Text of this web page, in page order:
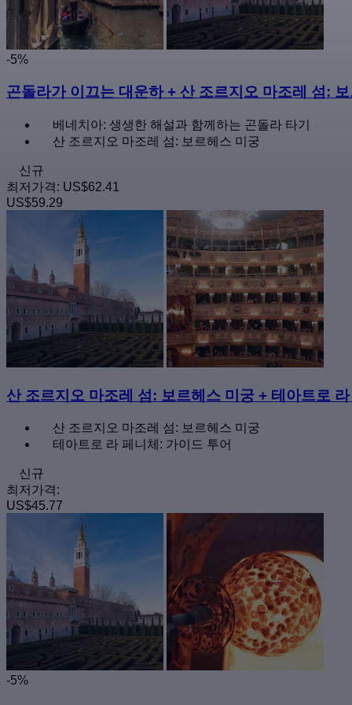
-5%
곤돌라가 이끄는 대운하 + 산 조르지오 마조레 섬:
베네치아: 생생한 해설과 함께하는 곤돌라 타기
산 조르지오 마조레 섬: 보르헤스 미궁
신규
최저가격: US$62.41
US$59.29
산 조르지오 마조레 섬: 보르헤스 미궁 + 테아트로
산 조르지오 마조레 섬: 보르헤스 미궁
테아트로 라 페니체: 가이드 투어
신규
최저가격:
US$45.77
-5%